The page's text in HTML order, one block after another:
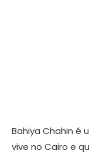
Bahiya Chahin é
vive no Cairo e